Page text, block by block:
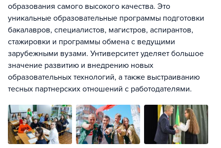
образования самого высокого качества. Это
уникальные образовательные программы подготовки
бакалавров, специалистов, магистров, аспирантов,
стажировки и программы обмена с ведущими
зарубежными вузами. Унтиверситет уделяет большое
значение развитию и внедрению новых
образовательных технологий, а также выстраиванию
тесных партнерских отношений с работодателями.